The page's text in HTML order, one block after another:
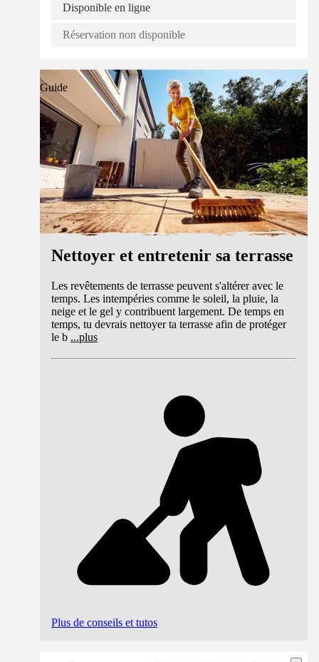
Disponible en ligne
Réservation non disponible
Guide
Nettoyer et entretenir sa terrasse
Les revêtements de terrasse peuvent s'altérer avec le
temps. Les intempéries comme le soleil, la pluie, la
neige et le gel y contribuent largement. De temps en
temps, tu devrais nettoyer ta terrasse afin de protéger
le b ...plus
Plus de conseils et tutos